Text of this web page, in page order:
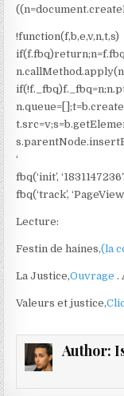
!function(f,b,e,v,n,t,s)
‘
fbq(‘init’,
fbq(‘track’,
Lecture:
Festin de haines,(la
La Justice,Ouvrage.
Valeurs et justice,
Author: